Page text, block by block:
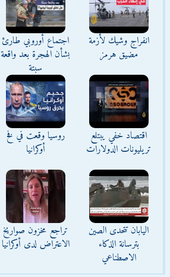
انفراج وشيك لأزمة
مضيق هرمز
اجتماع أوروبي طارئ
بشأن الهجرة بعد واقعة
سبتة
اقتصاد خفي يبتلع
تريليونات الدولارات
روسيا وقعت في فخ
أوكرانيا
اليابان تتحدى الصين
بترسانة الذكاء
الاصطناعي
تراجع مخزون صواريخ
الاعتراض لدى أوكرانيا